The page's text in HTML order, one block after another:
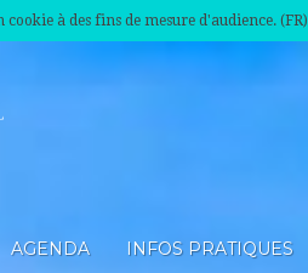
à des fins de mesure d'audience. (FR)
AGENDA INFOS PRATIQUES